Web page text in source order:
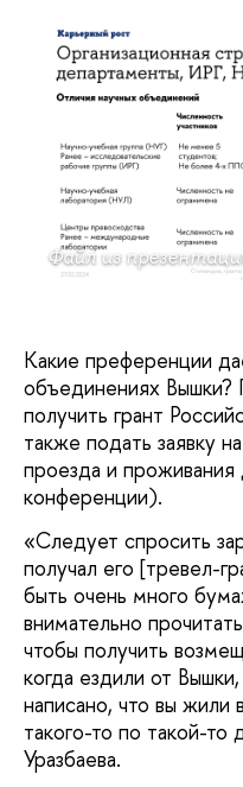
Файл из
Какие преференции
объединениях
получить грант
также подать заявку
проезда и проживания
конференции).
«Следует спросить
получал его [тревел-
быть очень много
внимательно
чтобы получить
когда ездили от
написано, что вы жили
такого-то по такой-
Уразбаева.